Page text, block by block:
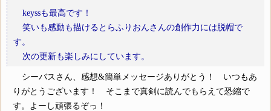
keyssも最高です！
笑いも感動も描けるとらふりおんさんの創作力には脱帽で
す。
次の更新も楽しみにしています。
シーバスさん、感想&簡単メッセージありがとう！ いつもあ
りがとうございます！ そこまで真剣に読んでもらえて恐縮で
す。よーし頑張るぞっ！